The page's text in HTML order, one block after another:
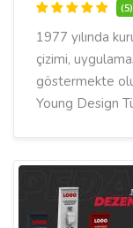
(5)
1977 yılında
çizimi,
göstermekte
Young Design